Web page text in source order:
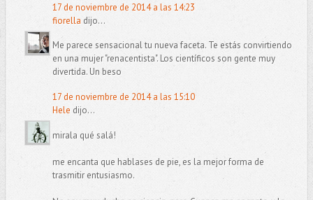
17 de noviembre de 2014 a las 14:23
fiorella dijo...
Me parece sensacional tu nueva faceta. Te estás convirtiendo
en una mujer "renacentista". Los científicos son gente muy
divertida. Un beso
17 de noviembre de 2014 a las 15:10
Hele dijo...
mirala qué salá!
me encanta que hablases de pie, es la mejor forma de
trasmitir entusiasmo.